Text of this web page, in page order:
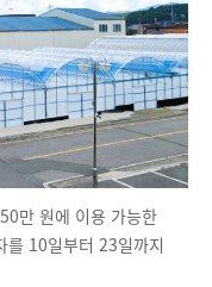
만 원에 이용 가능한
를 10일부터 23일까지